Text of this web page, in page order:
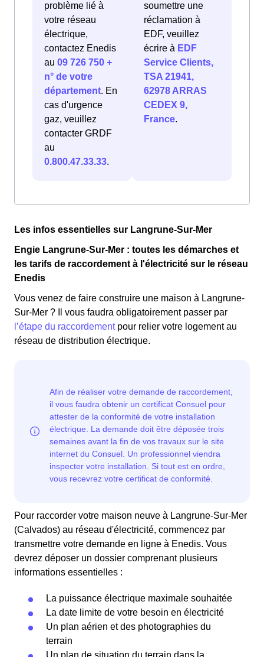
problème lié à
votre réseau
électrique,
contactez Enedis
au 09 726 750 +
n° de votre
département. En
cas d'urgence
gaz, veuillez
contacter GRDF
au
0.800.47.33.33.
soumettre une
réclamation à
EDF, veuillez
écrire à EDF
Service Clients,
TSA 21941,
62978 ARRAS
CEDEX 9,
France.
Les infos essentielles sur Langrune-Sur-Mer
Engie Langrune-Sur-Mer : toutes les démarches et
les tarifs de raccordement à l'électricité sur le réseau
Enedis
Vous venez de faire construire une maison à Langrune-
Sur-Mer ? Il vous faudra obligatoirement passer par
l’étape du raccordementpour relier votre logement au
réseau de distribution électrique.
Pour raccorder votre maison neuve à Langrune-Sur-Mer
(Calvados) au réseau d'électricité, commencez par
transmettre votre demande en ligne à Enedis. Vous
devrez déposer un dossier comprenant plusieurs
informations essentielles :
La puissance électrique maximale souhaitée
La date limite de votre besoin en électricité
Un plan aérien et des photographies du
terrain